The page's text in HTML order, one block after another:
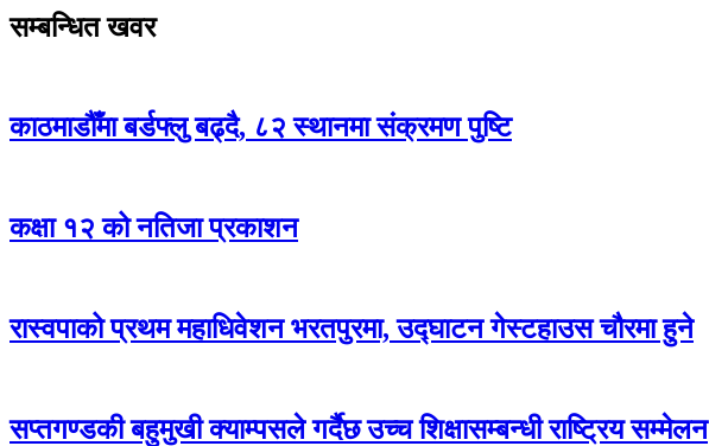
सम्बन्धित खवर
काठमाडौँमा बर्डफ्लु बढ्दै, ८२ स्थानमा संक्रमण पुष्टि
कक्षा १२ को नतिजा प्रकाशन
रास्वपाको प्रथम महाधिवेशन भरतपुरमा, उद्घाटन गेस्टहाउस चौरमा हुने
सप्तगण्डकी बहुमुखी क्याम्पसले गर्दैछ उच्च शिक्षासम्बन्धी राष्ट्रिय सम्मेलन